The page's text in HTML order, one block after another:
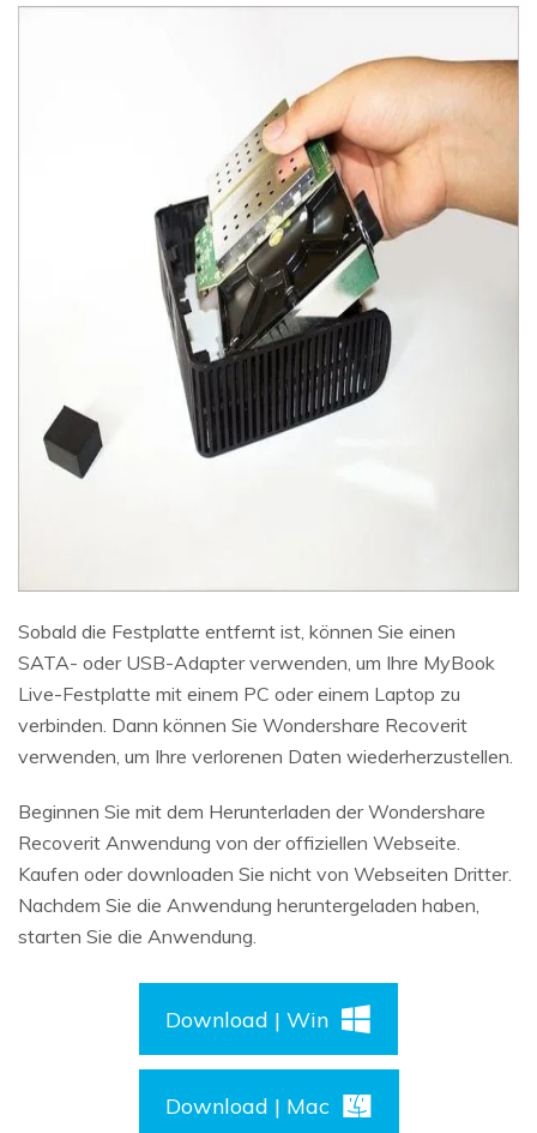
Sobald die Festplatte entfernt ist, können Sie einen
SATA- oder USB-Adapter verwenden, um Ihre MyBook
Live-Festplatte mit einem PC oder einem Laptop zu
verbinden. Dann können Sie Wondershare Recoverit
verwenden, um Ihre verlorenen Daten wiederherzustellen.
Beginnen Sie mit dem Herunterladen der Wondershare
Recoverit Anwendung von der offiziellen Webseite.
Kaufen oder downloaden Sie nicht von Webseiten Dritter.
Nachdem Sie die Anwendung heruntergeladen haben,
starten Sie die Anwendung.
Download | Win
Download | Mac